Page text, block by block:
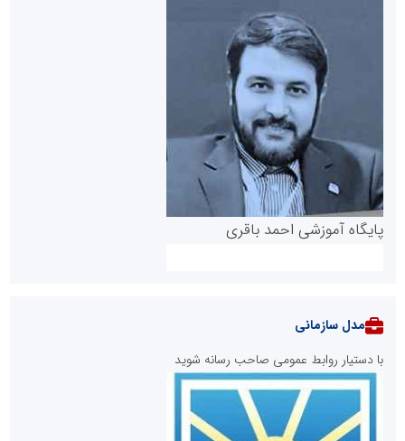
پایگاه آموزشی احمد باقری
مدل سازمانی
با دستیار روابط عمومی صاحب رسانه شوید